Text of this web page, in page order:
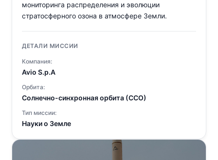
мониторинга распределения и эволюции
стратосферного озона в атмосфере Земли.
ДЕТАЛИ МИССИИ
Компания:
Avio S.p.A
Орбита:
Солнечно-синхронная орбита (ССО)
Тип миссии:
Науки о Земле